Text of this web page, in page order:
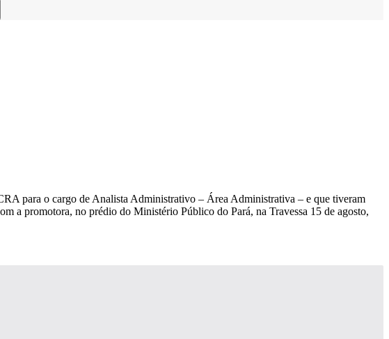
para o cargo de Analista Administrativo – Área Administrativa – e que tiveram
a promotora, no prédio do Ministério Público do Pará, na Travessa 15 de agosto,